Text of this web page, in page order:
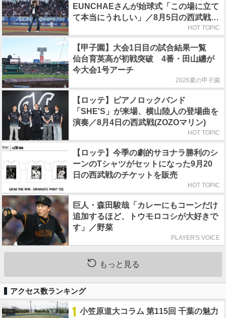
EUNCHAEさんが始球式「この場に立て
て本当にうれしい」／8月5日の西武戦
HOT TOPIC
【甲子園】大会1日目の試合結果一覧
仙台育英高が初戦突破 4番・田山纏が
今大会1号アーチ
2026夏の甲子園
【ロッテ】ピアノロックバンド
「SHE'S」が来場、横山陸人の登場曲を
演奏／8月4日の西武戦(ZOZOマリン)
HOT TOPIC
【ロッテ】今季の劇的サヨナラ勝利のシ
ーンのTシャツがセットになった9月20
日の西武戦のチケットを販売
HOT TOPIC
巨人・森田駿哉「カレーにもコーンだけ
追加するほど、トウモロコシが大好きで
す」／野菜
PLAYER'S VOICE
もっと見る
アクセス数ランキング
1 小笠原道大コラム 第115回 千葉の魅力